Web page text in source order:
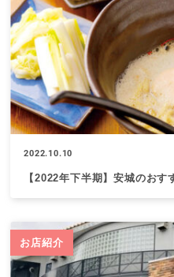
2022.10.10
【2022年下半期】安城のおす
お店紹介